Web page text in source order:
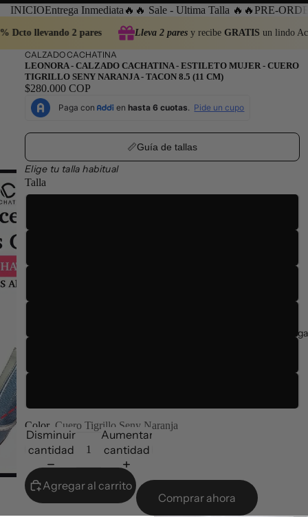
INICIOEntrega Inmediata 🔥🔥 Sale - Ultima Talla 🔥🔥PRE-
Dcto llevando 2 pares Lleva 2 paresy recibeGRATIS un lindo
CALZADO CACHATINA
LEONORA - CALZADO CACHATINA - ESTILETO MUJER - CUERO
TIGRILLO SENY NARANJA - TACON 8.5 (11 CM)
$280.000 COP
📏Guía de tallas
Elige tu talla habitual
Talla
Color Cuero Tigrillo Seny Naranja
Disminuir
cantidad
Aumentar
cantidad
Agregar al carrito
Comprar ahora